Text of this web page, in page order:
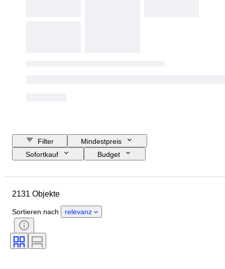
Filter
Mindestpreis
Sofortkauf
Budget
Zustand
Stil
Unterschrift
Einband
Auflage
Serie
2131 Objekte
Sortieren nach relevanz